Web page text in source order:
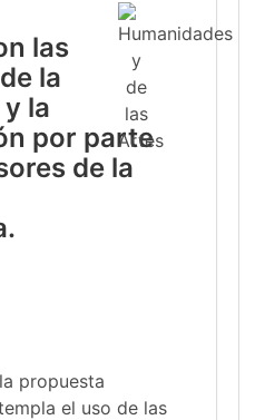
las
la
la
por parte
de la
propuesta
el uso de las